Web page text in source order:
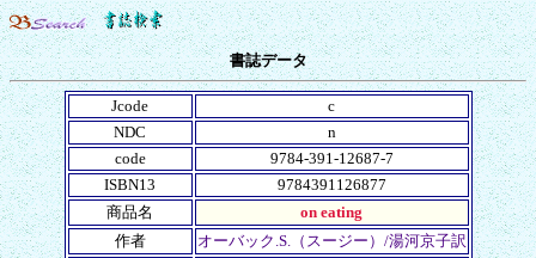
書誌データ
Jcode
c
NDC
n
code
9784-391-12687-7
ISBN13
9784391126877
商品名
on eating
作者
オーバック.S.（スージー）/湯河京子訳